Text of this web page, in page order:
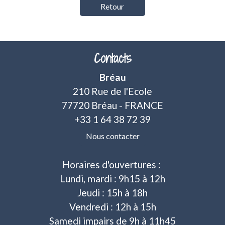
Retour
Contacts
Bréau
210 Rue de l'Ecole
77720 Bréau - FRANCE
+33 1 64 38 72 39
Nous contacter
Horaires d'ouvertures :
Lundi, mardi : 9h15 à 12h
Jeudi : 15h à 18h
Vendredi : 12h à 15h
Samedi impairs de 9h à 11h45